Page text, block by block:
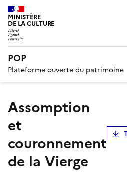
MINISTÈRE
DE LA CULTURE
POP
Plateforme ouverte du patrimoine
Assomption
et
couronnement
de la Vierge